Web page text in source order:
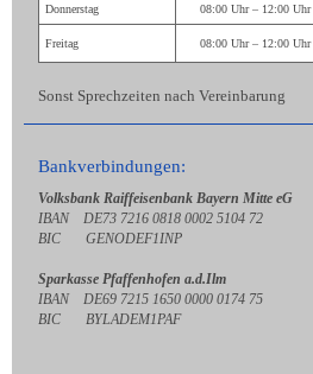
Donnerstag 08:00 Uhr – 12:00 Uhr
Freitag 08:00 Uhr – 12:00 Uhr
Sonst Sprechzeiten nach Vereinbarung
Bankverbindungen:
Volksbank Raiffeisenbank Bayern Mitte eG
IBAN DE73 7216 0818 0002 5104 72
BIC GENODEF1INP
Sparkasse Pfaffenhofen a.d.Ilm
IBAN DE69 7215 1650 0000 0174 75
BIC BYLADEM1PAF